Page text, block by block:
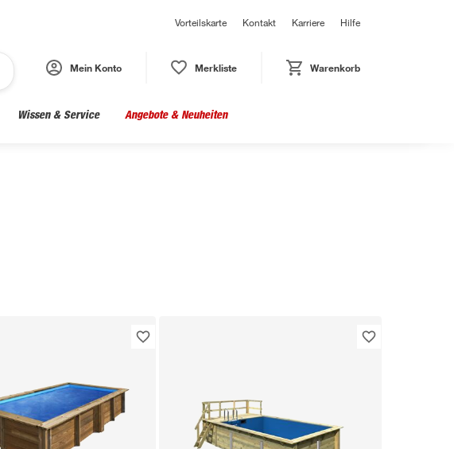
Vorteilskarte Kontakt Karriere Hilfe
Mein Konto Merkliste Warenkorb
Wissen & Service Angebote & Neuheiten